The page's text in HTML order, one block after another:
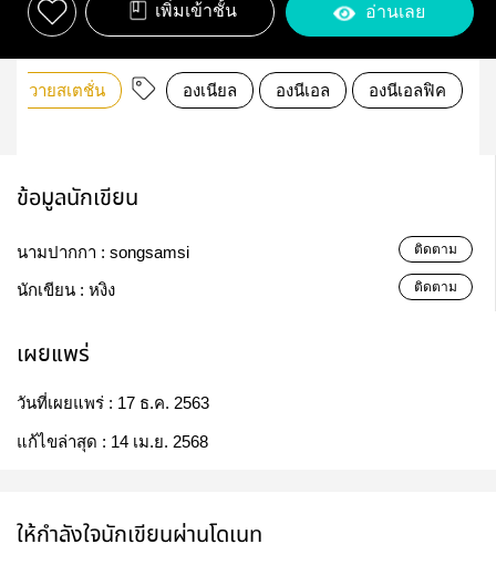
เพิ่มเข้าชั้น อ่านเลย
วายสเตชั่น องเนียล องนีเอล องนีเอลฟิค
ข้อมูลนักเขียน
นามปากกา : songsamsi ติดตาม
นักเขียน : หงิง ติดตาม
เผยแพร่
วันที่เผยแพร่ : 17 ธ.ค. 2563
แก้ไขล่าสุด : 14 เม.ย. 2568
ให้กำลังใจนักเขียนผ่านโดเนท